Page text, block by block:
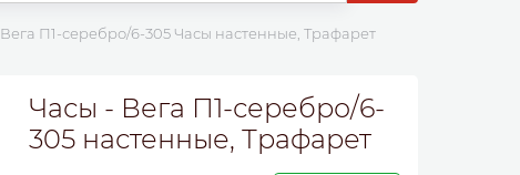
Вега П1-серебро/6-305 Часы настенные, Трафарет
Часы - Вега П1-серебро/6-
305 настенные, Трафарет